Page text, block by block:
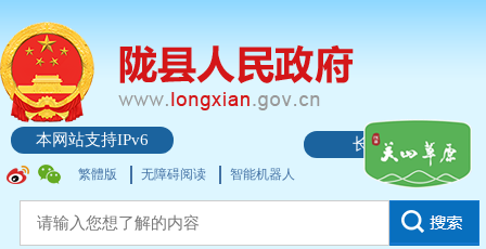
本网站支持IPv6 长者模式
繁體版 无障碍阅读 智能机器人